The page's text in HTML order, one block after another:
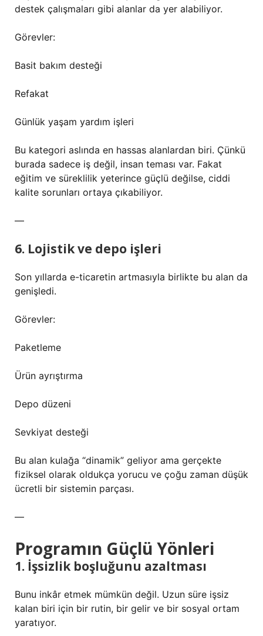
destek çalışmaları gibi alanlar da yer alabiliyor.
Görevler:
Basit bakım desteği
Refakat
Günlük yaşam yardım işleri
Bu kategori aslında en hassas alanlardan biri. Çünkü
burada sadece iş değil, insan teması var. Fakat
eğitim ve süreklilik yeterince güçlü değilse, ciddi
kalite sorunları ortaya çıkabiliyor.
—
6. Lojistik ve depo işleri
Son yıllarda e-ticaretin artmasıyla birlikte bu alan da
genişledi.
Görevler:
Paketleme
Ürün ayrıştırma
Depo düzeni
Sevkiyat desteği
Bu alan kulağa “dinamik” geliyor ama gerçekte
fiziksel olarak oldukça yorucu ve çoğu zaman düşük
ücretli bir sistemin parçası.
—
Programın Güçlü Yönleri
1. İşsizlik boşluğunu azaltması
Bunu inkâr etmek mümkün değil. Uzun süre işsiz
kalan biri için bir rutin, bir gelir ve bir sosyal ortam
yaratıyor.